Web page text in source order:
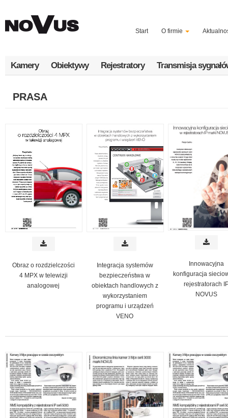
treści
Start O firmie
Kamery Obiektywy Rejestratory Transmisja
PRASA
Obraz o rozdzielczości
4 MPX w telewizji
analogowej
Integracja systemów
bezpieczeństwa w
obiektach handlowych z
wykorzystaniem
programu i urządzeń
VENO
Innowacyjna
konfiguracja
rejestratorach
NOVUS